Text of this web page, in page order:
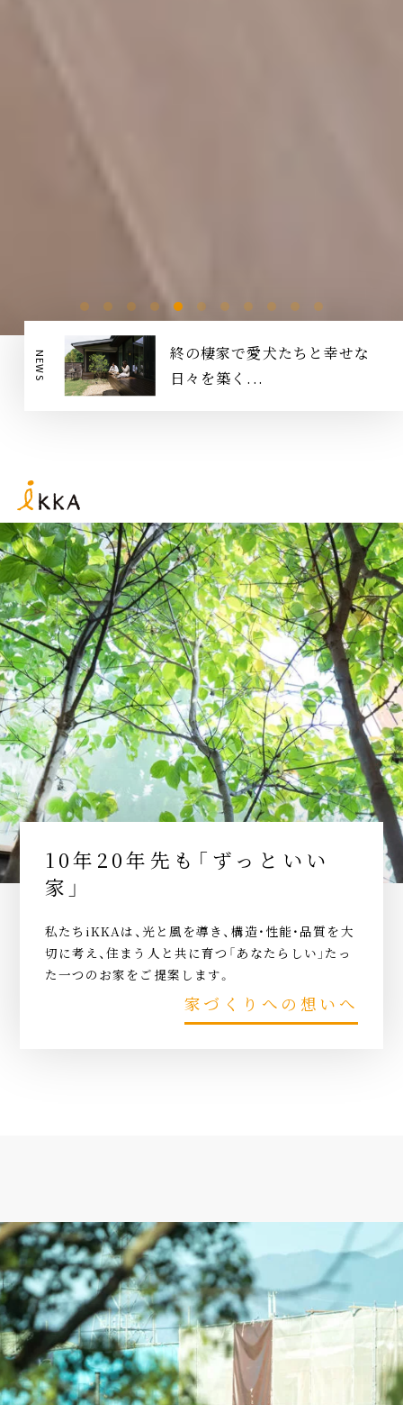
NEWS
お客様の声【お手紙】ご紹介しま
す
10年20年先も「ずっといい
家」
私たちiKKAは、光と風を導き、構造・性能・品質を大
切に考え、住まう人と共に育つ「あなたらしい」たっ
た一つのお家をご提案します。
家づくりへの想いへ